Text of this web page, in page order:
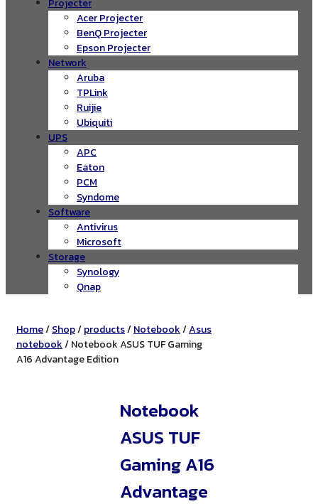
Projecter
Acer Projecter
BenQ Projecter
Epson Projecter
Network
Aruba
TPLink
Ruijie
Ubiquiti
UPS
APC
Eaton
PCM
Syndome
Software
Antivirus
Microsoft
Storage
Synology
Qnap
Home/Shop/products/Notebook/Asus
notebook/ Notebook ASUS TUF Gaming
A16 Advantage Edition
Notebook
ASUS TUF
Gaming A16
Advantage